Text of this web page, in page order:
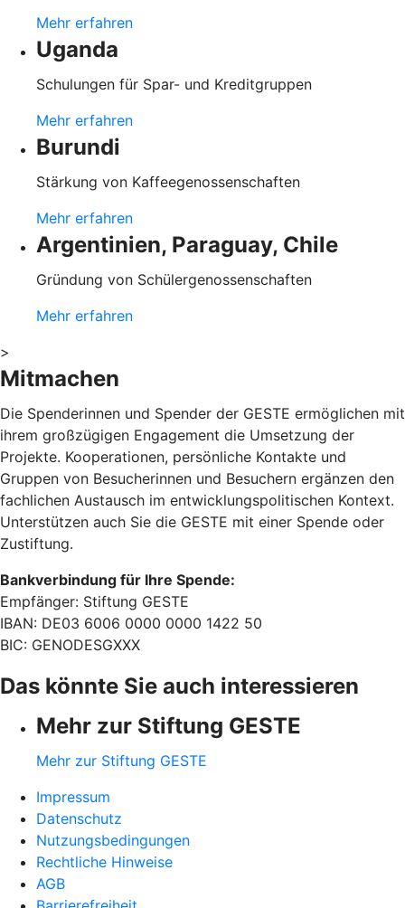
Mehr erfahren
Uganda
Schulungen für Spar- und Kreditgruppen
Mehr erfahren
Burundi
Stärkung von Kaffeegenossenschaften
Mehr erfahren
Argentinien, Paraguay, Chile
Gründung von Schülergenossenschaften
Mehr erfahren
>
Mitmachen
Die Spenderinnen und Spender der GESTE ermöglichen mit
ihrem großzügigen Engagement die Umsetzung der
Projekte. Kooperationen, persönliche Kontakte und
Gruppen von Besucherinnen und Besuchern ergänzen den
fachlichen Austausch im entwicklungspolitischen Kontext.
Unterstützen auch Sie die GESTE mit einer Spende oder
Zustiftung.
Bankverbindung für Ihre Spende:
Empfänger: Stiftung GESTE
IBAN: DE03 6006 0000 0000 1422 50
BIC: GENODESGXXX
Das könnte Sie auch interessieren
Mehr zur Stiftung GESTE
Mehr zur Stiftung GESTE
Impressum
Datenschutz
Nutzungsbedingungen
Rechtliche Hinweise
AGB